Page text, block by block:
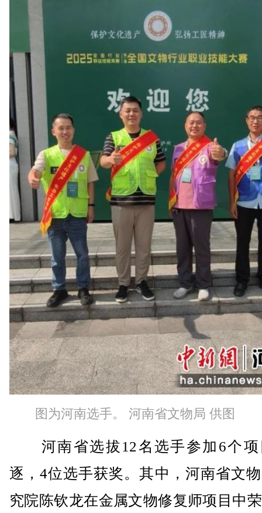
图为河南选手。 河南省文物局 供图
河南省选拔12名选手参加6个项
逐，4位选手获奖。其中，河南省文
究院陈钦龙在金属文物修复师项目中